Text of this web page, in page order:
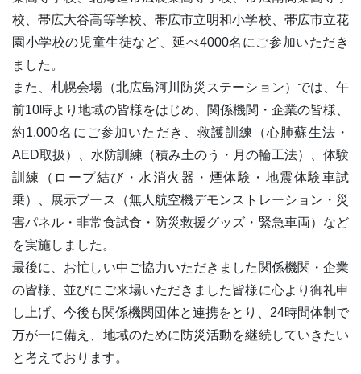
校、帯広大谷高等学校、帯広市立明和小学校、帯広市立花
園小学校の児童生徒など、延べ4000名にご参加いただき
ました。
また、札幌会場（北広島河川防災ステーション）では、午
前10時より地域の皆様をはじめ、関係機関・企業の皆様、
約1,000名にご参加いただき、救護訓練（心肺蘇生法・
AED取扱）、水防訓練（積み土のう・月の輪工法）、体験
訓練（ロープ結び・水消火器・煙体験・地震体験車試
乗）、展示ブース（無人航空機デモンストレーション・災
害パネル・非常食試食・防災救援グッズ・緊急車両）など
を実施しました。
最後に、お忙しい中ご協力いただきました関係機関・企業
の皆様、並びにご来場いただきました皆様に心より御礼申
し上げ、今後も関係機関団体と連携をとり、24時間体制で
万が一に備え、地域のために防災活動を継続していきたい
と考えております。